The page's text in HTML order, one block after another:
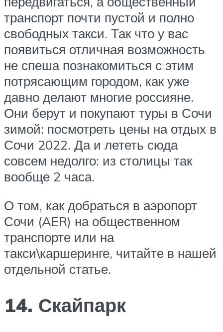
транспорт почти пустой и полно
свободных такси. Так что у вас
появиться отличная возможность
не спеша познакомиться с этим
потрясающим городом, как уже
давно делают многие россияне.
Они берут и покупают туры в Сочи
зимой: посмотреть цены на отдых в
Сочи 2022. Да и лететь сюда
совсем недолго: из столицы так
вообще 2 часа.
О том, как добраться в аэропорт
Сочи (AER) на общественном
транспорте или на
такси\каршеринге, читайте в нашей
отдельной статье.
14. Скайпарк